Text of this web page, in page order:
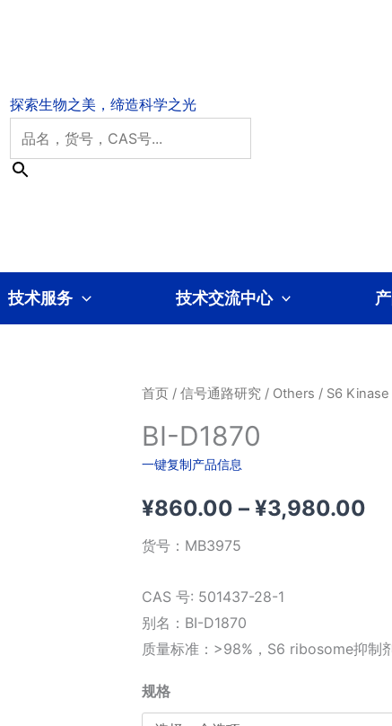
技术服务 技术交流中心
首页/ 信号通路研究/ Others / S6 Kinase
BI-D1870
一键复制产品信息
¥860.00 – ¥3,980.00价
货号： MB3975
CAS 号: 501437-28-1
别名：BI-D1870
质量标准：>98%，S6 ribosome抑制
规格